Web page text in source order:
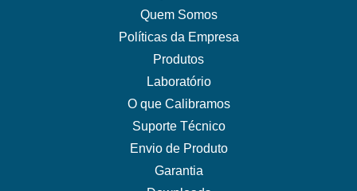
Quem Somos
Políticas da Empresa
Produtos
Laboratório
O que Calibramos
Suporte Técnico
Envio de Produto
Garantia